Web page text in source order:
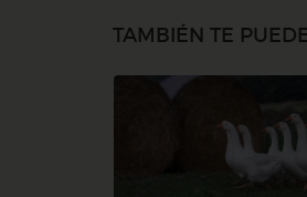
TAMBIÉN TE